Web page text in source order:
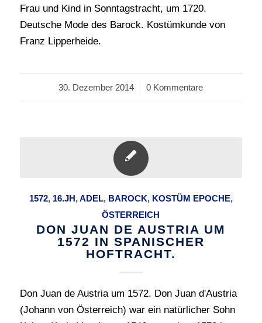
Frau und Kind in Sonntagstracht, um 1720.
Deutsche Mode des Barock. Kostümkunde von
Franz Lipperheide.
30. Dezember 2014
/ 0 Kommentare
1572, 16.JH,ADEL, BAROCK, KOSTÜM EPOCHE,
ÖSTERREICH
DON JUAN DE AUSTRIA UM
1572 IN SPANISCHER
HOFTRACHT.
Don Juan de Austria um 1572. Don Juan d'Austria
(Johann von Österreich) war ein natürlicher Sohn